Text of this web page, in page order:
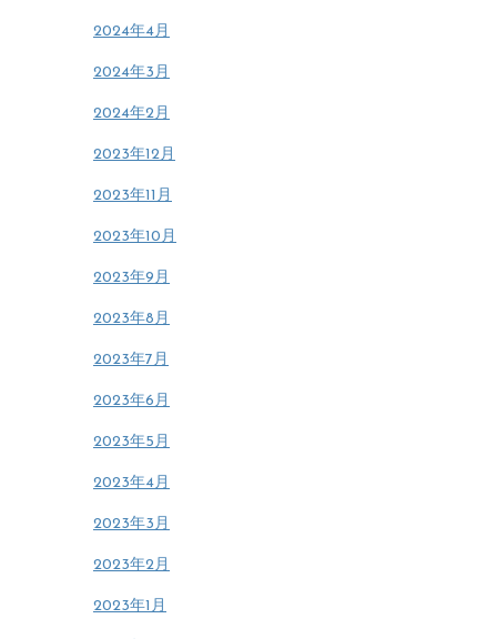
2024年4月
2024年3月
2024年2月
2023年12月
2023年11月
2023年10月
2023年9月
2023年8月
2023年7月
2023年6月
2023年5月
2023年4月
2023年3月
2023年2月
2023年1月